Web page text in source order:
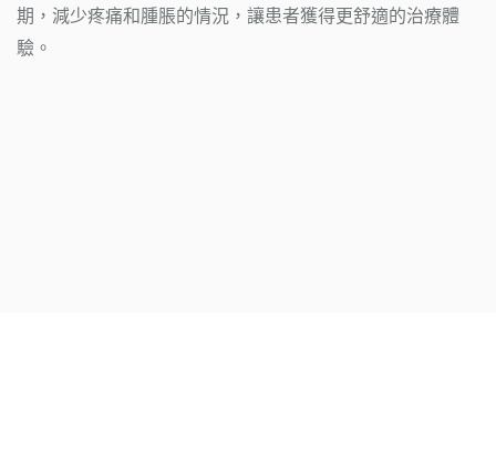
期，減少疼痛和腫脹的情況，讓患者獲得更舒適的治療體
驗。